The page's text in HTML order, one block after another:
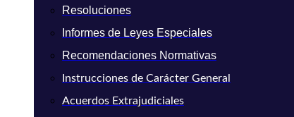
Resoluciones
Informes de Leyes Especiales
Recomendaciones Normativas
Instrucciones de Carácter General
Acuerdos Extrajudiciales